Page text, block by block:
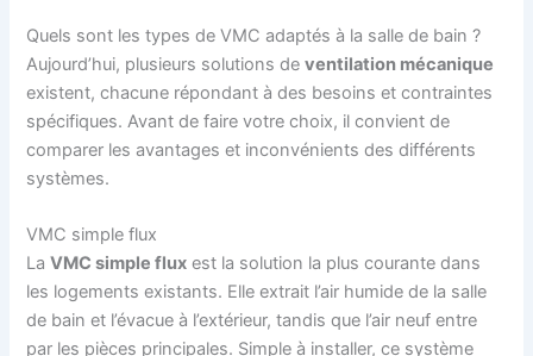
Quels sont les types de VMC adaptés à la salle de bain ?
Aujourd’hui, plusieurs solutions deventilation mécanique
existent, chacune répondant à des besoins et contraintes
spécifiques. Avant de faire votre choix, il convient de
comparer les avantages et inconvénients des différents
systèmes.
VMC simple flux
LaVMC simple flux est la solution la plus courante dans
les logements existants. Elle extrait l’air humide de la salle
de bain et l’évacue à l’extérieur, tandis que l’air neuf entre
par les pièces principales. Simple à installer, ce système